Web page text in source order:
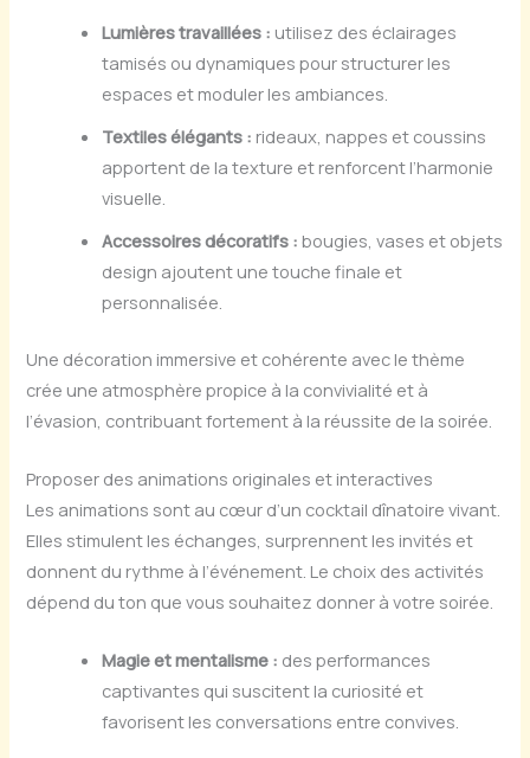
Lumières travaillées : utilisez des éclairages
tamisés ou dynamiques pour structurer les
espaces et moduler les ambiances.
Textiles élégants : rideaux, nappes et coussins
apportent de la texture et renforcent l’harmonie
visuelle.
Accessoires décoratifs : bougies, vases et objets
design ajoutent une touche finale et
personnalisée.
Une décoration immersive et cohérente avec le thème
crée une atmosphère propice à la convivialité et à
l’évasion, contribuant fortement à la réussite de la soirée.
Proposer des animations originales et interactives
Les animations sont au cœur d’un cocktail dînatoire vivant.
Elles stimulent les échanges, surprennent les invités et
donnent du rythme à l’événement. Le choix des activités
dépend du ton que vous souhaitez donner à votre soirée.
Magie et mentalisme : des performances
captivantes qui suscitent la curiosité et
favorisent les conversations entre convives.